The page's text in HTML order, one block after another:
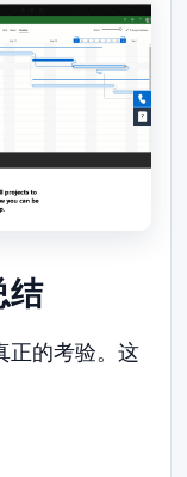
结
正的考验。这